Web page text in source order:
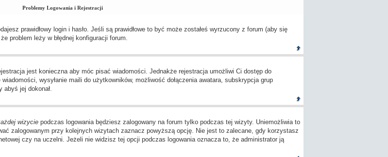
Problemy Logowania i Rejestracji
prawidłowy login i hasło. Jeśli są prawidłowe to być może zostałeś wyrzucony z forum (aby się
problem leży w błędnej konfiguracji forum.
jest konieczna aby móc pisać wiadomości. Jednakże rejestracja umożliwi Ci dostęp do
wysyłanie maili do użytkowników, możliwość dołączenia awatara, subskrypcja grup
jej dokonał.
wizyciepodczas logowania będziesz zalogowany na forum tylko podczas tej wizyty. Uniemożliwia to
zalogowanym przy kolejnych wizytach zaznacz powyższą opcję. Nie jest to zalecane, gdy korzystasz
czy na uczelni. Jeżeli nie widzisz tej opcji podczas logowania oznacza to, że administrator ją